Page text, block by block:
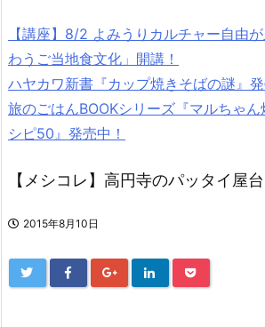
【講座】8/2 よみうりカルチャー自由
わうご当地食文化」開講！
ハヤカワ新書『カップ焼きそばの謎』発
旅のごはんBOOKシリーズ『マルちゃ
シピ50』発売中！
【メシコレ】高円寺のパッタイ屋台
2015年8月10日